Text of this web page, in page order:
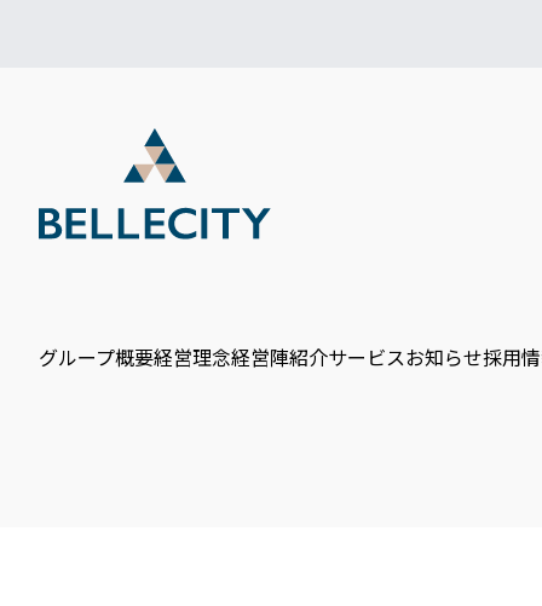
グループ概要経営理念経営陣紹介サービスお知らせ採用